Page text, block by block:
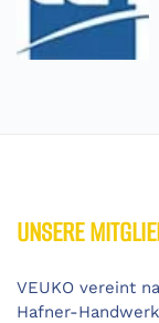
UNSERE
VEUKO vereint
Hafner-